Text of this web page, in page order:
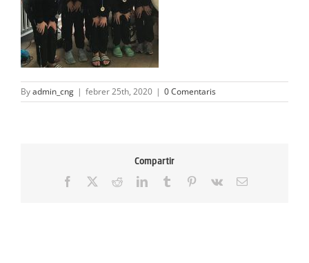
EMPRESES
CONTACTE
Byadmin_cng | febrer 25th, 2020 | 0 Comentaris
Compartir
Facebook RedditLinkedInTumblr Pinterest
Vk Email: